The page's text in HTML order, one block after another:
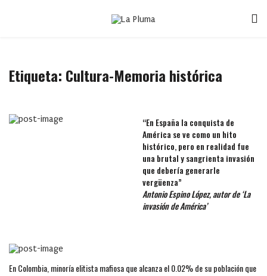
Etiqueta: Cultura-Memoria histórica
“En España la conquista de
América se ve como un hito
histórico, pero en realidad fue
una brutal y sangrienta invasión
que debería generarle
vergüenza”
Antonio Espino López, autor de ‘La
invasión de América’
En Colombia, minoría elitista mafiosa que alcanza el 0.02% de su población que